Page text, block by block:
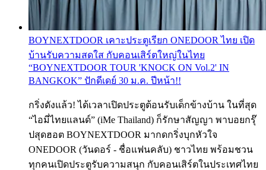
BOYNEXTDOOR เคาะประตูเรียก ONEDOOR ไทย เปิด
บ้านรับความสดใส กับคอนเสิร์ตใหญ่ในไทย
“BOYNEXTDOOR TOUR 'KNOCK ON Vol.2' IN
BANGKOK” ปักดีเดย์ 30 ม.ค. ปีหน้า!!
กริ่งดังแล้ว! ได้เวลาเปิดประตูต้อนรับเด็กข้างบ้าน ในที่สุด
“ไอมี่ไทยแลนด์” (iMe Thailand) ก็รักษาสัญญา พาบอยกรุ๊
ปสุดฮอต BOYNEXTDOOR มากดกริ่งบุกหัวใจ
ONEDOOR (วันดอร์ - ชื่อแฟนคลับ) ชาวไทย พร้อมชวน
ทุกคนเปิดประตูรับความสนุก กับคอนเสิร์ตในประเทศไทย